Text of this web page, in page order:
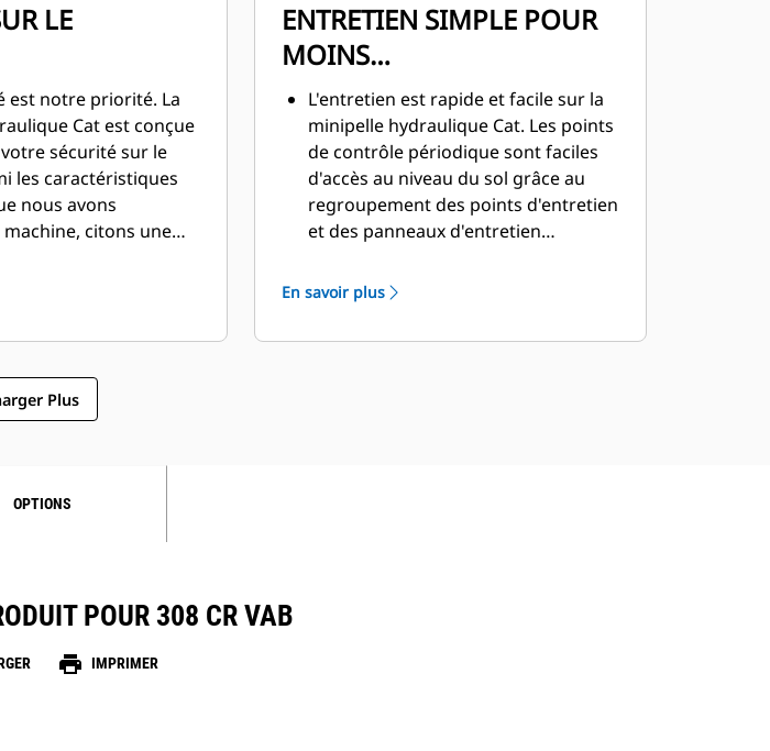
LE
est notre priorité. La
Cat est conçue
sécurité sur le
les caractéristiques
nous avons
citons une
ceinture de sécurité
ENTRETIEN SIMPLE POUR
MOINS
D'IMMOBILISATIONS
L'entretien est rapide et facile sur la
minipelle hydraulique Cat. Les points
de contrôle périodique sont faciles
d'accès au niveau du sol grâce au
regroupement des points d'entretien
et des panneaux d'entretien
En savoir plus
Plus
OPTIONS
POUR 308 CR VAB
print IMPRIMER